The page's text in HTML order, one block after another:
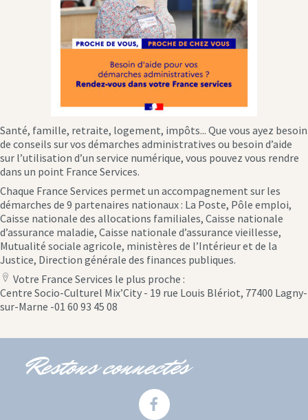
Santé, famille, retraite, logement, impôts... Que vous ayez besoin
de conseils sur vos démarches administratives ou besoin d’aide
sur l’utilisation d’un service numérique, vous pouvez vous rendre
dans un point France Services.
Chaque France Services permet un accompagnement sur les
démarches de 9 partenaires nationaux : La Poste, Pôle emploi,
Caisse nationale des allocations familiales, Caisse nationale
d’assurance maladie, Caisse nationale d’assurance vieillesse,
Mutualité sociale agricole, ministères de l’Intérieur et de la
Justice, Direction générale des finances publiques.
location
icon
Votre France Services le plus proche :
Centre Socio-Culturel Mix’City - 19 rue Louis Blériot, 77400 Lagny-
sur-Marne -01 60 93 45 08
Restons connectés